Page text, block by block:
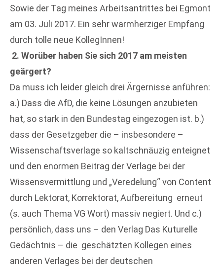
Sowie der Tag meines Arbeitsantrittes bei Egmont
am 03. Juli 2017. Ein sehr warmherziger Empfang
durch tolle neue KollegInnen!
2. Worüber haben Sie sich 2017 am meisten
geärgert?
Da muss ich leider gleich drei Ärgernisse anführen:
a.) Dass die AfD, die keine Lösungen anzubieten
hat, so stark in den Bundestag eingezogen ist. b.)
dass der Gesetzgeber die – insbesondere –
Wissenschaftsverlage so kaltschnäuzig enteignet
und den enormen Beitrag der Verlage bei der
Wissensvermittlung und „Veredelung“ von Content
durch Lektorat, Korrektorat, Aufbereitung erneut
(s. auch Thema VG Wort) massiv negiert. Und c.)
persönlich, dass uns – den Verlag Das Kuturelle
Gedächtnis – die geschätzten Kollegen eines
anderen Verlages bei der deutschen